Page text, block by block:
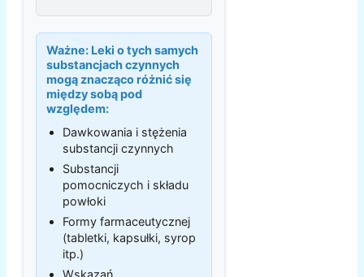
Ważne: Leki o tych samych
substancjach czynnych
mogą znacząco różnić się
między sobą pod
względem:
Dawkowania i stężenia
substancji czynnych
Substancji
pomocniczych i składu
powłoki
Formy farmaceutycznej
(tabletki, kapsułki, syrop
itp.)